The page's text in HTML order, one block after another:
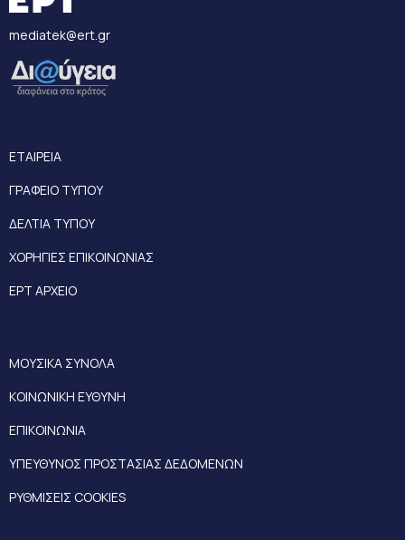
mediatek@ert.gr
ΕΤΑΙΡΕΙΑ
ΓΡΑΦΕΙΟ ΤΥΠΟΥ
ΔΕΛΤΙΑ ΤΥΠΟΥ
ΧΟΡΗΓΙΕΣ ΕΠΙΚΟΙΝΩΝΙΑΣ
ΕΡΤ ΑΡΧΕΙΟ
ΜΟΥΣΙΚΑ ΣΥΝΟΛΑ
ΚΟΙΝΩΝΙΚΗ ΕΥΘΥΝΗ
ΕΠΙΚΟΙΝΩΝΙΑ
ΥΠΕΥΘΥΝΟΣ ΠΡΟΣΤΑΣΙΑΣ ΔΕΔΟΜΕΝΩΝ
ΡΥΘΜΙΣΕΙΣ COOKIES